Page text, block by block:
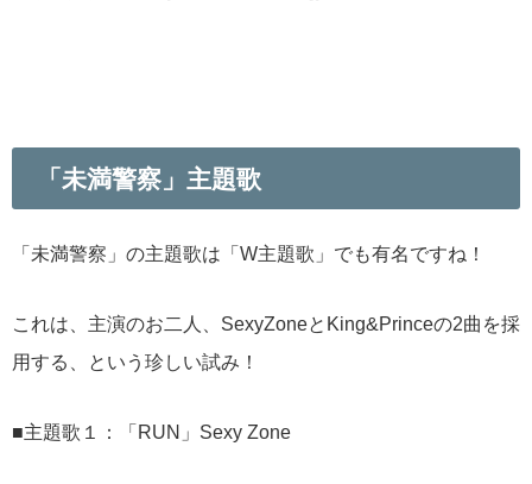
「未満警察」主題歌
「未満警察」の主題歌は「W主題歌」でも有名ですね！
これは、主演のお二人、SexyZoneとKing&Princeの2曲を採
用する、という珍しい試み！
■主題歌１：「RUN」Sexy Zone